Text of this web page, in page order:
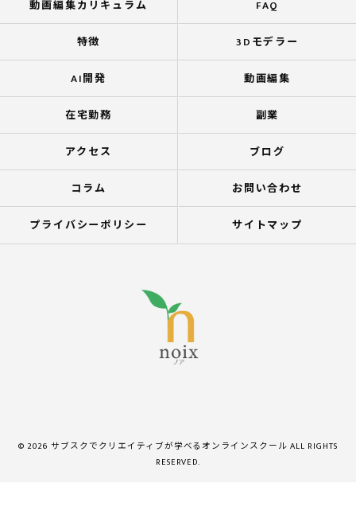
動画編集カリキュラム FAQ
特徴 3Dモデラー
AI開発 動画編集
在宅勤務 副業
アクセス ブログ
コラム お問い合わせ
プライバシーポリシー サイトマップ
© 2026 サブスクでクリエイティブが学べるオンラインスクール ALL RIGHTS
RESERVED.